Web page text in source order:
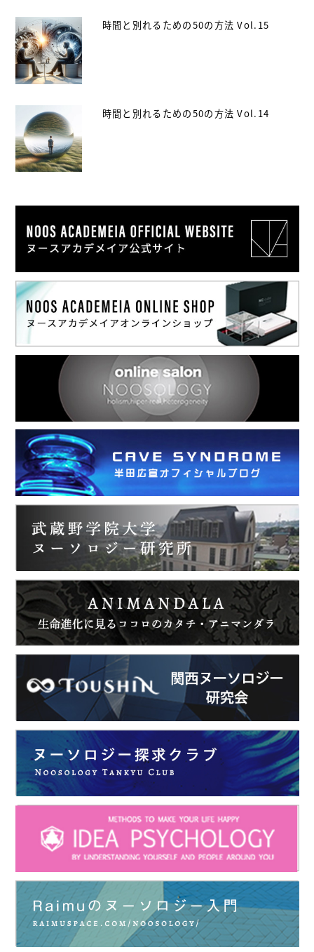
時間と別れるための50の方法 Vol.15
時間と別れるための50の方法 Vol.14